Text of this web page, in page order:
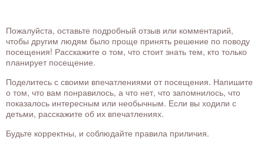
Пожалуйста, оставьте подробный отзыв или комментарий,
чтобы другим людям было проще принять решение по поводу
посещения! Расскажите о том, что стоит знать тем, кто только
планирует посещение.
Поделитесь с своими впечатлениями от посещения. Напишите
о том, что вам понравилось, а что нет, что запомнилось, что
показалось интересным или необычным. Если вы ходили с
детьми, расскажите об их впечатлениях.
Будьте корректны, и соблюдайте правила приличия.